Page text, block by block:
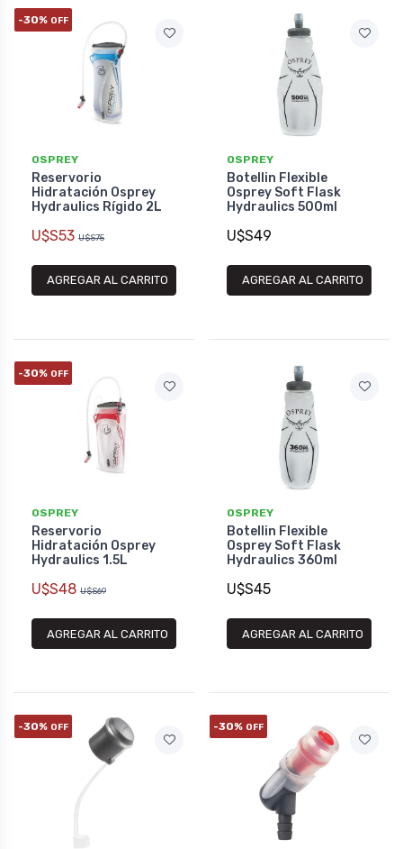
-30% OFF
OSPREY
Reservorio
Hidratación Osprey
Hydraulics Rígido 2L
U$S53 U$S75
AGREGAR AL CARRITO
OSPREY
Botellin Flexible
Osprey Soft Flask
Hydraulics 500ml
U$S49
AGREGAR AL CARRITO
-30% OFF
OSPREY
Reservorio
Hidratación Osprey
Hydraulics 1.5L
U$S48 U$S69
AGREGAR AL CARRITO
OSPREY
Botellin Flexible
Osprey Soft Flask
Hydraulics 360ml
U$S45
AGREGAR AL CARRITO
-30% OFF -30% OFF